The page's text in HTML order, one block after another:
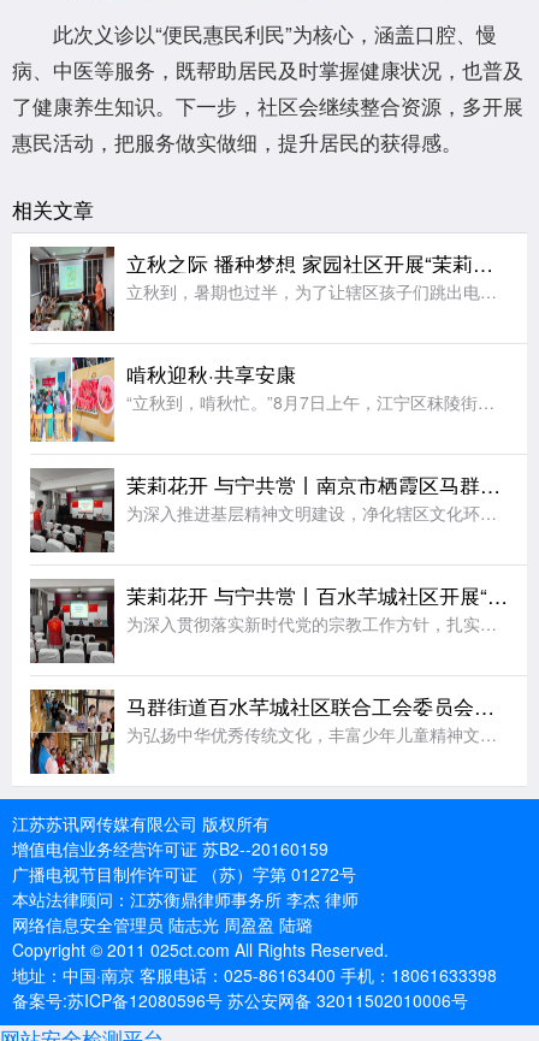
此次义诊以“便民惠民利民”为核心，涵盖口腔、慢
病、中医等服务，既帮助居民及时掌握健康状况，也普及
了健康养生知识。下一步，社区会继续整合资源，多开展
惠民活动，把服务做实做细，提升居民的获得感。
相关文章
立秋之际 播种梦想 家园社区开展“茉莉花开”七彩夏日节气亲子活动
立秋到，暑期也过半，为了让辖区孩子们跳出电子屏幕、沉浸式感受传统节气文化的独特魅力，同时绷紧暑期安全防护弦，在亲子协作中收获充实又安心的暑期记忆，近日，江宁区秣陵街道家园社区在三楼活动空间顺利开展“立
啃秋迎秋·共享安康
“立秋到，啃秋忙。”8月7日上午，江宁区秣陵街道火炬村开展了“啃秋迎秋·共享安康”为主题的立秋敬老活动。活动室里瓜香四溢、笑声阵阵。桌上摆满了红瓤西瓜，老人围坐一堂，一边品尝着清甜的“啃秋”瓜，一边聊
茉莉花开 与宁共赏丨南京市栖霞区马群街道百水芊城社区开展“扫黄打非树新风 全民阅读沐书香”全民阅读活动
为深入推进基层精神文明建设，净化辖区文化环境，培育全民阅读新风尚，筑牢社区思想文化安全防线，8月6日，栖霞区马群街道百水芊城社区党委依托社区新时代文明实践站组织全体社区工作人员，开展“扫黄打非树新风
茉莉花开 与宁共赏丨百水芊城社区开展“依法规范宗教工作 携手共建和谐家园”宣传活动
为深入贯彻落实新时代党的宗教工作方针，扎实推进宗教工作法治化、规范化建设，切实筑牢基层治理安全防线，营造文明和谐、团结稳定的社区氛围，8月6日，栖霞区马群街道百水芊城社区党委依托社区新时代文明实践站精
马群街道百水芊城社区联合工会委员会开展非遗烧箔画手工活动
为弘扬中华优秀传统文化，丰富少年儿童精神文化生活，拉近邻里情感距离，8月7日，栖霞区马群街道科协、马群街道百水芊城社区联合工会委员会、百水芊城社区党委依托新时代文明实践站，组织开展非遗烧箔画手工体验活
江苏苏讯网传媒有限公司 版权所有
增值电信业务经营许可证 苏B2--20160159
广播电视节目制作许可证 （苏）字第 01272号
本站法律顾问：江苏衡鼎律师事务所 李杰 律师
网络信息安全管理员 陆志光 周盈盈 陆璐
Copyright © 2011 025ct.com All Rights Reserved.
地址：中国·南京 客服电话：025-86163400 手机：18061633398
备案号:苏ICP备12080596号 苏公安网备 32011502010006号